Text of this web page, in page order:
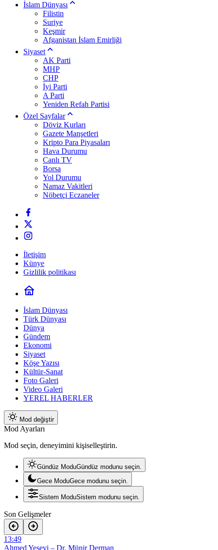
İslam Dünyası
Filistin
Suriye
Keşmir
Afganistan İslam Emirliği
Siyaset
AK Parti
MHP
CHP
İyi Parti
A Parti
Yeniden Refah Partisi
Özel Sayfalar
Döviz Kurları
Gazete Manşetleri
Kripto Para Piyasaları
Hava Durumu
Canlı TV
Borsa
Yol Durumu
Namaz Vakitleri
Nöbetçi Eczaneler
İletişim
Künye
Gizlilik politikası
İslam Dünyası
Türk Dünyası
Dünya
Gündem
Ekonomi
Siyaset
Köşe Yazısı
Kültür-Sanat
Foto Galeri
Video Galeri
YEREL HABERLER
Mod değiştir
Mod Ayarları
Mod seçin, deneyimini kişiselleştirin.
Gündüz ModuGündüz modunu seçin.
Gece ModuGece modunu seçin.
Sistem ModuSistem modunu seçin.
Son Gelişmeler
12:28
Diyanet Akademisi Başkanı Enver Osman Kaan’dan açıklama: